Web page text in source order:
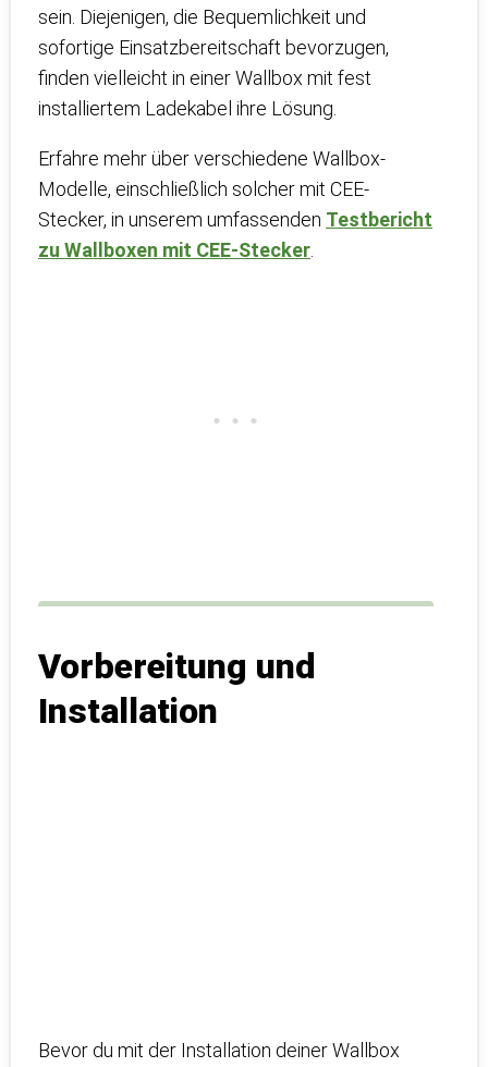
sein. Diejenigen, die Bequemlichkeit und
sofortige Einsatzbereitschaft bevorzugen,
finden vielleicht in einer Wallbox mit fest
installiertem Ladekabel ihre Lösung.
Erfahre mehr über verschiedene Wallbox-
Modelle, einschließlich solcher mit CEE-
Stecker, in unserem umfassenden Testbericht
zu Wallboxen mit CEE-Stecker
Vorbereitung und
Installation
Bevor du mit der Installation deiner Wallbox